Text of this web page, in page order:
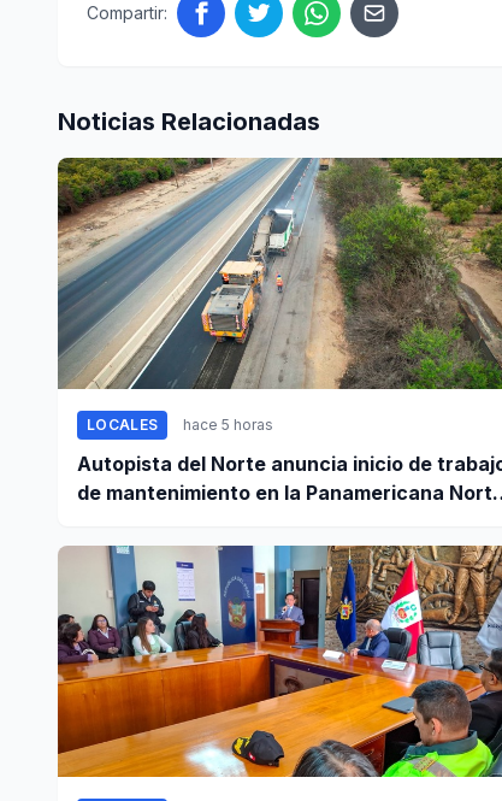
Compartir:
Noticias Relacionadas
LOCALES hace 5 horas
Autopista del Norte anuncia inicio de
de mantenimiento en la Panamericana Norte